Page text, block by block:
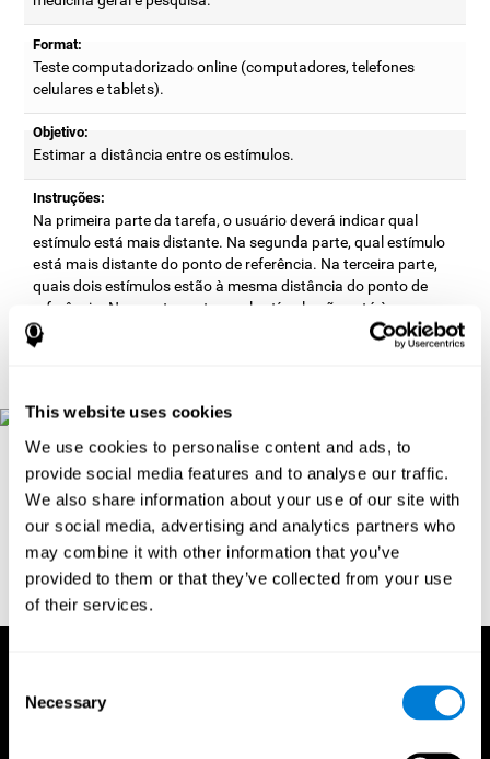
This website uses cookies
We use cookies to personalise content and ads, to
provide social media features and to analyse our traffic.
We also share information about your use of our site with
our social media, advertising and analytics partners who
may combine it with other information that you’ve
provided to them or that they’ve collected from your use
of their services.
Selection
Necessary
Format:
Teste computadorizado online (computadores, telefones
celulares e tablets).
Objetivo:
Estimar a distância entre os estímulos.
Instruções:
Na primeira parte da tarefa, o usuário deverá indicar qual
estímulo está mais distante. Na segunda parte, qual estímulo
está mais distante do ponto de referência. Na terceira parte,
quais dois estímulos estão à mesma distância do ponto de
referência. Na quarta parte, qual estímulo não está à mesma
distância do ponto de referência. Na quinta parte, qual
conjunto de estímulos está colocado de forma diferente do
Referências
Goldstein, F. C., Green, J., Presley, R. M., O'Jile, J., et al. (1996).
Cognitive estimation in patients with Alzheimer's disease.
Neuropsychiatry, Neuropsychology, & Behavioral Neurology, 9(1),
35–42.